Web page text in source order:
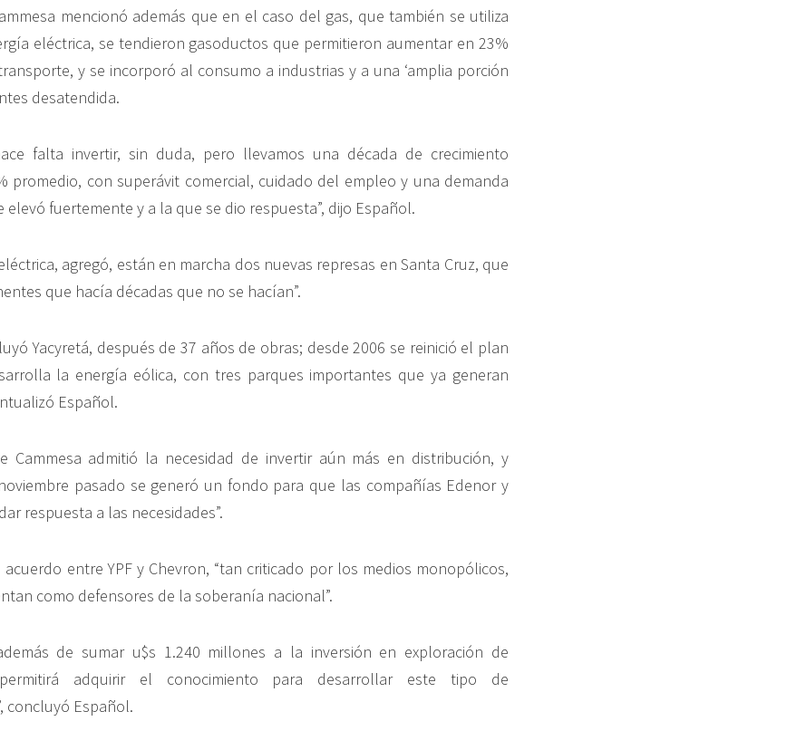
mencionó además que en el caso del gas, que también se utiliza
eléctrica, se tendieron gasoductos que permitieron aumentar en 23%
y se incorporó al consumo a industrias y a una ‘amplia porción
desatendida.
falta invertir, sin duda, pero llevamos una década de crecimiento
promedio, con superávit comercial, cuidado del empleo y una demanda
elevó fuertemente y a la que se dio respuesta”, dijo Español.
agregó, están en marcha dos nuevas represas en Santa Cruz, que
que hacía décadas que no se hacían”.
Yacyretá, después de 37 años de obras; desde 2006 se reinició el plan
la energía eólica, con tres parques importantes que ya generan
Español.
Cammesa admitió la necesidad de invertir aún más en distribución, y
pasado se generó un fondo para que las compañías Edenor y
respuesta a las necesidades”.
entre YPF y Chevron, “tan criticado por los medios monopólicos,
como defensores de la soberanía nacional”.
de sumar u$s 1.240 millones a la inversión en exploración de
permitirá adquirir el conocimiento para desarrollar este tipo de
concluyó Español.